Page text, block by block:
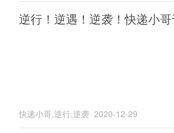
逆行！逆遇！逆袭！快递小
快递小哥,逆行,逆袭 2020-12-29